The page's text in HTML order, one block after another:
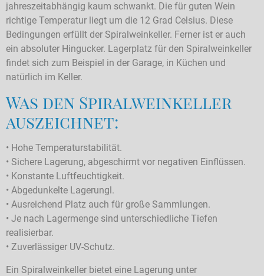
jahreszeitabhängig kaum schwankt. Die für guten Wein
richtige Temperatur liegt um die 12 Grad Celsius. Diese
Bedingungen erfüllt der Spiralweinkeller. Ferner ist er auch
ein absoluter Hingucker. Lagerplatz für den Spiralweinkeller
findet sich zum Beispiel in der Garage, in Küchen und
natürlich im Keller.
Was den Spiralweinkeller
auszeichnet:
• Hohe Temperaturstabilität.
• Sichere Lagerung, abgeschirmt vor negativen Einflüssen.
• Konstante Luftfeuchtigkeit.
• Abgedunkelte Lagerungl.
• Ausreichend Platz auch für große Sammlungen.
• Je nach Lagermenge sind unterschiedliche Tiefen
realisierbar.
• Zuverlässiger UV-Schutz.
Ein Spiralweinkeller bietet eine Lagerung unter